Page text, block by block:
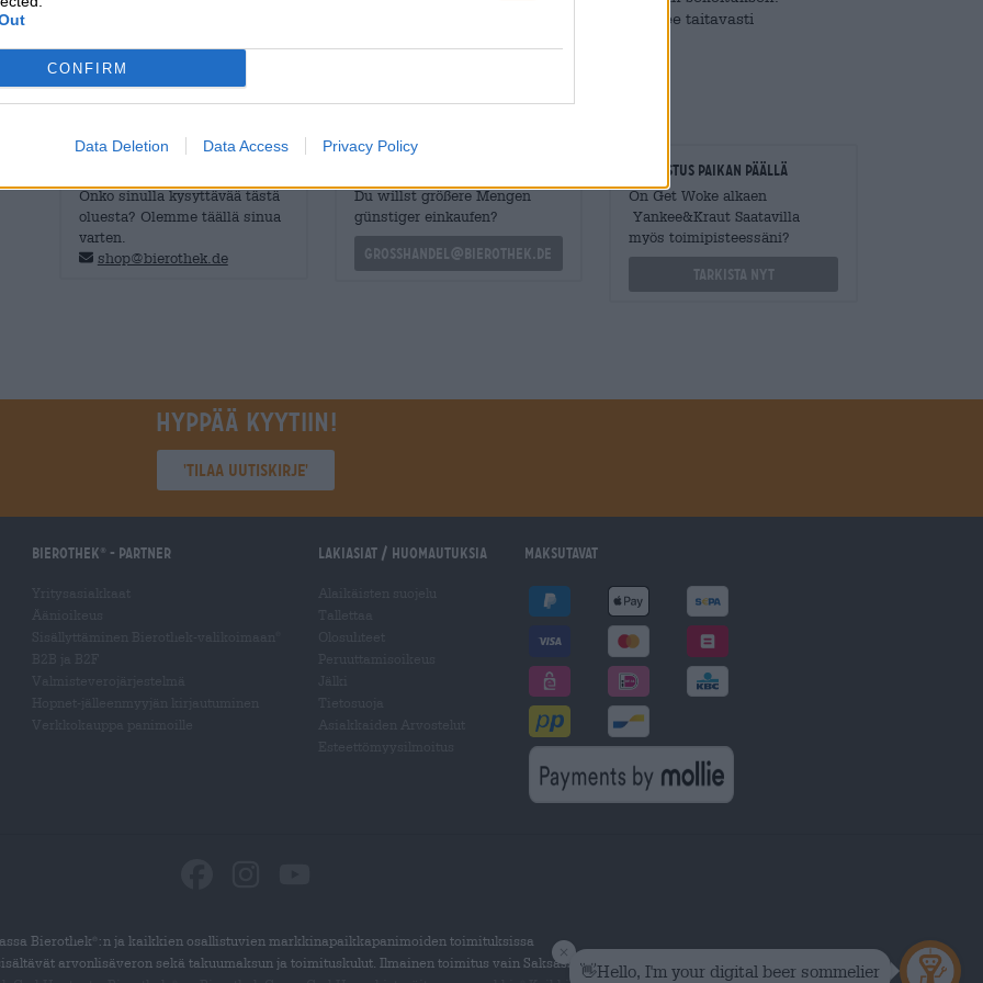
CONFIRM
Data Deletion Data Access Privacy Policy
Aavistus mäntyhartsia ja loppua kohti lisääntyvä voimakas katkeruus viimeistelee taitavasti
Herkullinen pala monimuotoisuutta!
Onko sinulla kysyttävää tästä
oluesta? Olemme täällä sinua
varten.
shop@bierothek.de
Du willst größere Mengen
günstiger einkaufen?
grosshandel@bierothek.de
Tarkastus paikan päällä
On Get Woke alkaen
Yankee&Kraut Saatavilla
myös toimipisteessäni?
Tarkista nyt
Hyppää kyytiin!
'Tilaa uutiskirje'
Bierothek - Partner Lakiasiat / Huomautuksia Maksutavat
Bierothek :n ja kaikkien osallistuvien markkinapaikkapanimoiden toimituksissa
arvonlisäveron sekä takuumaksun ja toimituskulut. Ilmainen toimitus vain Saksassa.